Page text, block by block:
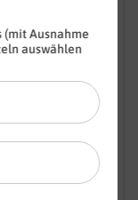
(mit Ausnahme
auswählen